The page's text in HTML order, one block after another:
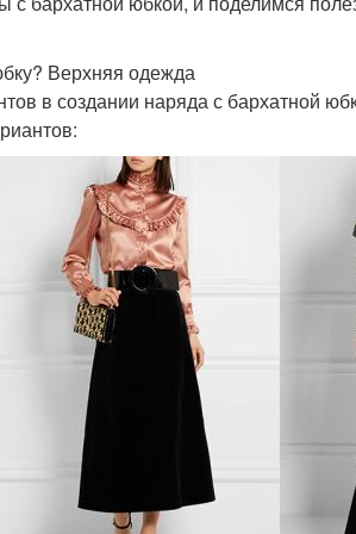
Верхняя одежда
в создании наряда с бархатной